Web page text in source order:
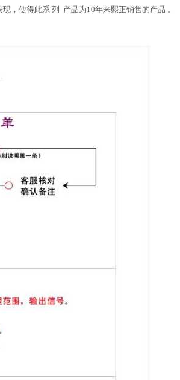
现，使得此系 列 产品为10年来熙正销售的产品